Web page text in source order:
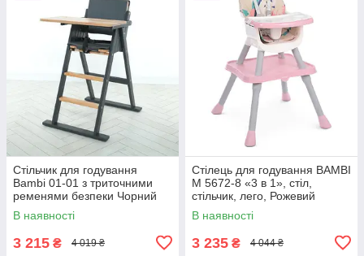
Стільчик для годування
Bambi 01-01 з триточними
ременями безпеки Чорний
В наявності
3 215 ₴ 4 019 ₴
Стілець для годування BAMBI
M 5672-8 «3 в 1», стіл,
стільчик, лего, Рожевий
В наявності
3 235 ₴ 4 044 ₴